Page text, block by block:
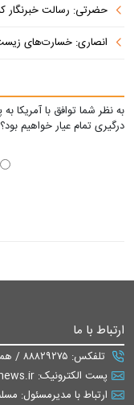
حضرتی: رسالت
انصاری: خسارت‌های
به نظر شما توافق با آمریکا
درگیری تمام عیار خواهیم بود؟
ارتباط با ما
تلفکس: ۸۸۸۲۹۲۷۵ / همراه: ۰۹۳۷۰۷۴۸۵۵۰
پست الکترونیک: info@iusnews.ir یا eiusnews@gmail.com
ارتباط با مدیرمسئول: